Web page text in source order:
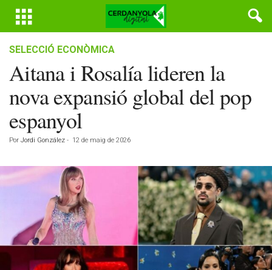
SELECCIÓ ECONÒMICA
Aitana i Rosalía lideren la
nova expansió global del pop
espanyol
Por Jordi González - 12 de maig de 2026